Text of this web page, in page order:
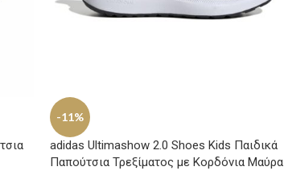
-11%
adidas Ultimashow 2.0 Shoes Kids Παιδικά
Παπούτσια Τρεξίματος με Κορδόνια Μαύρα